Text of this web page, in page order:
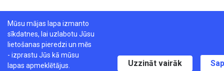
Mūsu mājas lapa izmanto
sīkdatnes, lai uzlabotu Jūsu
lietošanas pieredzi un mēs
- izprastu Jūs kā mūsu
lapas apmeklētājus.
Uzzināt vairāk